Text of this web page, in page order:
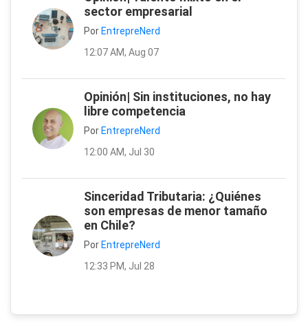
sector empresarial
Por EntrepreNerd
12:07 AM, Aug 07
Opinión| Sin instituciones, no hay
libre competencia
Por EntrepreNerd
12:00 AM, Jul 30
Sinceridad Tributaria: ¿Quiénes
son empresas de menor tamaño
en Chile?
Por EntrepreNerd
12:33 PM, Jul 28